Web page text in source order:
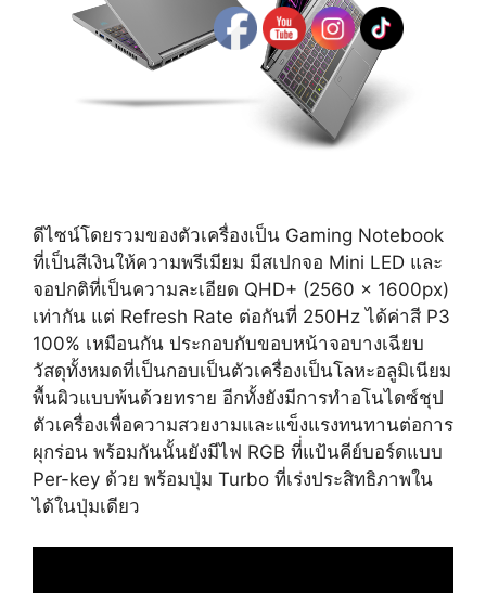
ดีไซน์โดยรวมของตัวเครื่องเป็น Gaming Notebook
ที่เป็นสีเงินให้ความพรีเมียม มีสเปกจอ Mini LED และ
จอปกติที่เป็นความละเอียด QHD+ (2560 x 1600px)
เท่ากัน แต่ Refresh Rate ต่อกันที่ 250Hz ได้ค่าสี P3
100% เหมือนกัน ประกอบกับขอบหน้าจอบางเฉียบ
วัสดุทั้งหมดที่เป็นกอบเป็นตัวเครื่องเป็นโลหะอลูมิเนียม
พื้นผิวแบบพ้นด้วยทราย อีกทั้งยังมีการทำอโนไดซ์ชุป
ตัวเครื่องเพื่อความสวยงามและแข็งแรงทนทานต่อการ
ผุกร่อน พร้อมกันนั้นยังมีไฟ RGB ที่่แป้นคีย์บอร์ดแบบ
Per-key ด้วย พร้อมปุ่ม Turbo ที่เร่งประสิทธิภาพใน
ได้ในปุ่มเดียว